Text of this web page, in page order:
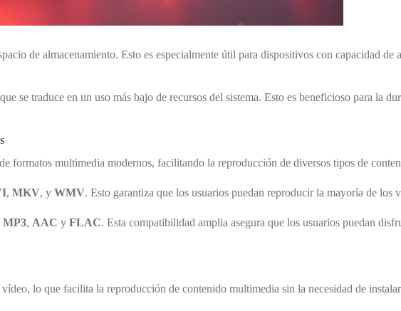
de almacenamiento. Esto es especialmente útil para dispositivos con capacidad
se traduce en un uso más bajo de recursos del sistema. Esto es beneficioso para la
formatos multimedia modernos, facilitando la reproducción de diversos tipos de
, MKV, y WMV. Esto garantiza que los usuarios puedan reproducir la mayoría de los
MP3, AAC y FLAC. Esta compatibilidad amplia asegura que los usuarios puedan
lo que facilita la reproducción de contenido multimedia sin la necesidad de